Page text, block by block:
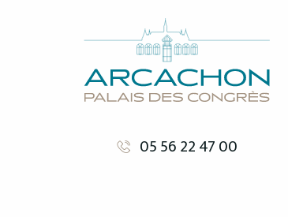
05 56 22 47 00